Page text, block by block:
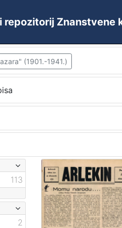
repozitorij
(1901.-1941.)
113
2